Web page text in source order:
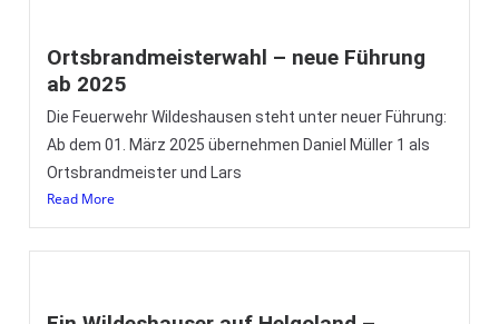
Ortsbrandmeisterwahl – neue Führung
ab 2025
Die Feuerwehr Wildeshausen steht unter neuer Führung:
Ab dem 01. März 2025 übernehmen Daniel Müller 1 als
Ortsbrandmeister und Lars
Read More